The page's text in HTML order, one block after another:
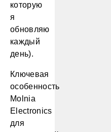
которую
я
обновляю
каждый
день).
Ключевая
особенность
Molnia
Electronics
для